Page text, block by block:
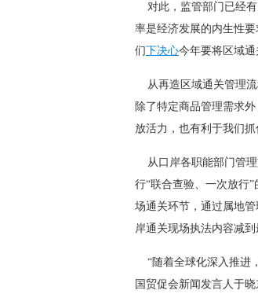
对此，监管部门已经有
率是经济发展的内生性
们下决心今年要将区域通
从再造区域通关管理流
除了特定商品管理需求
放活力，也有利于我们抓
从口岸各职能部门管理
行“联合查验、一次放行
场通关环节，通过属地
岸通关现场执法内容减到
“随着全球化深入推进
国贸促会新闻发言人于